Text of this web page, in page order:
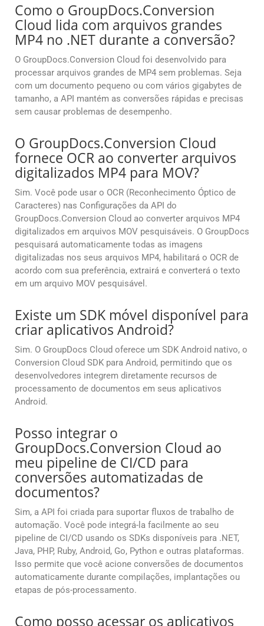
Como o GroupDocs.Conversion
Cloud lida com arquivos grandes
MP4 no .NET durante a conversão?
O GroupDocs.Conversion Cloud foi desenvolvido para
processar arquivos grandes de MP4 sem problemas. Seja
com um documento pequeno ou com vários gigabytes de
tamanho, a API mantém as conversões rápidas e precisas
sem causar problemas de desempenho.
O GroupDocs.Conversion Cloud
fornece OCR ao converter arquivos
digitalizados MP4 para MOV?
Sim. Você pode usar o OCR (Reconhecimento Óptico de
Caracteres) nas Configurações da API do
GroupDocs.Conversion Cloud ao converter arquivos MP4
digitalizados em arquivos MOV pesquisáveis. O GroupDocs
pesquisará automaticamente todas as imagens
digitalizadas nos seus arquivos MP4, habilitará o OCR de
acordo com sua preferência, extrairá e converterá o texto
em um arquivo MOV pesquisável.
Existe um SDK móvel disponível para
criar aplicativos Android?
Sim. O GroupDocs Cloud oferece um SDK Android nativo, o
Conversion Cloud SDK para Android, permitindo que os
desenvolvedores integrem diretamente recursos de
processamento de documentos em seus aplicativos
Android.
Posso integrar o
GroupDocs.Conversion Cloud ao
meu pipeline de CI/CD para
conversões automatizadas de
documentos?
Sim, a API foi criada para suportar fluxos de trabalho de
automação. Você pode integrá-la facilmente ao seu
pipeline de CI/CD usando os SDKs disponíveis para .NET,
Java, PHP, Ruby, Android, Go, Python e outras plataformas.
Isso permite que você acione conversões de documentos
automaticamente durante compilações, implantações ou
etapas de pós-processamento.
Como posso acessar os aplicativos